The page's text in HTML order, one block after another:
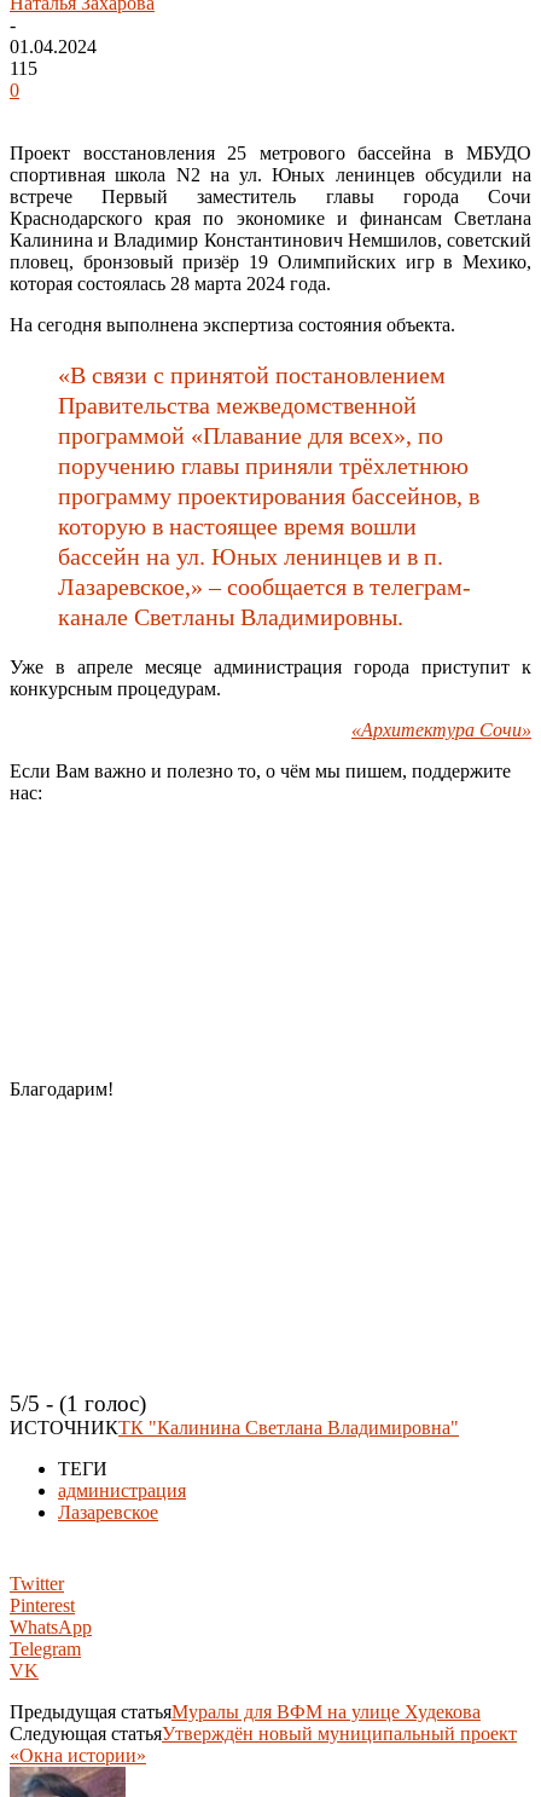
-
01.04.2024
115
0
Проект восстановления 25 метрового бассейна в МБУДО
спортивная школа N2 на ул. Юных ленинцев обсудили на
встрече Первый заместитель главы города Сочи
Краснодарского края по экономике и финансам Светлана
Калинина и Владимир Константинович Немшилов, советский
пловец, бронзовый призёр 19 Олимпийских игр в Мехико,
которая состоялась 28 марта 2024 года.
На сегодня выполнена экспертиза состояния объекта.
«В связи с принятой постановлением
Правительства межведомственной
программой «Плавание для всех», по
поручению главы приняли трёхлетнюю
программу проектирования бассейнов, в
которую в настоящее время вошли
бассейн на ул. Юных ленинцев и в п.
Лазаревское,» – сообщается в телеграм-
канале Светланы Владимировны.
Уже в апреле месяце администрация города приступит к
конкурсным процедурам.
«Архитектура Сочи»
Если Вам важно и полезно то, о чём мы пишем, поддержите
нас:
Благодарим!
5/5 - (1 голос)
ИСТОЧНИКТК "Калинина Светлана Владимировна"
ТЕГИ
администрация
Лазаревское
Twitter
Pinterest
WhatsApp
Telegram
VK
Предыдущая статьяМуралы для ВФМ на улице Худекова
Следующая статьяУтверждён новый муниципальный проект
«Окна истории»